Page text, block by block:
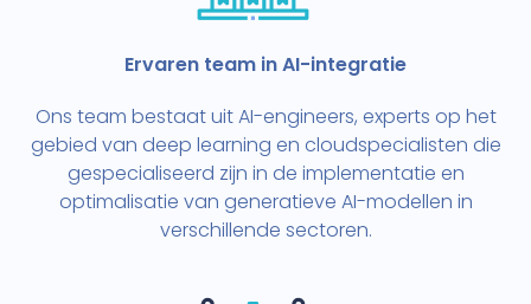
Ervaren team in AI-integratie
Ons team bestaat uit AI-engineers, experts op het
gebied van deep learning en cloudspecialisten die
gespecialiseerd zijn in de implementatie en
optimalisatie van generatieve AI-modellen in
verschillende sectoren.